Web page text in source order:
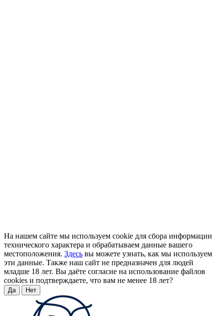
На нашем сайте мы используем cookie для сбора информации
технического характера и обрабатываем данные вашего
местоположения. Здесь вы можете узнать, как мы используем
эти данные. Также наш сайт не предназначен для людей
младше 18 лет. Вы даёте согласие на использование файлов
cookies и подтверждаете, что вам не менее 18 лет?
Да Нет